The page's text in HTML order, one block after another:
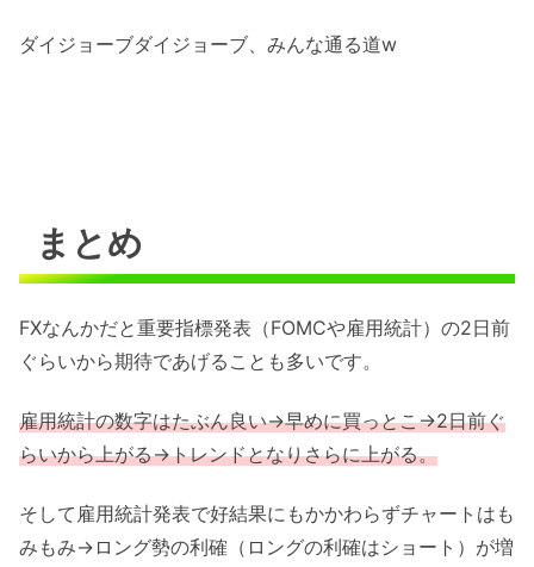
ダイジョーブダイジョーブ、みんな通る道w
まとめ
FXなんかだと重要指標発表（FOMCや雇用統計）の2日前
ぐらいから期待であげることも多いです。
雇用統計の数字はたぶん良い→早めに買っとこ→2日前ぐ
らいから上がる→トレンドとなりさらに上がる。
そして雇用統計発表で好結果にもかかわらずチャートはも
みもみ→ロング勢の利確（ロングの利確はショート）が増